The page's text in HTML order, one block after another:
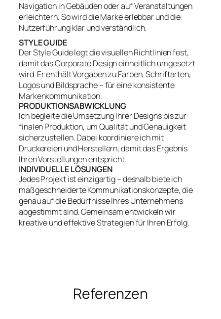
Navigation in Gebäuden oder auf Veranstaltungen
erleichtern. So wird die Marke erlebbar und die
Nutzerführung klar und verständlich.
STYLE GUIDE
Der Style Guide legt die visuellen Richtlinien fest,
damit das Corporate Design einheitlich umgesetzt
wird. Er enthält Vorgaben zu Farben, Schriftarten,
Logos und Bildsprache – für eine konsistente
Markenkommunikation.
PRODUKTIONSABWICKLUNG
Ich begleite die Umsetzung Ihrer Designs bis zur
finalen Produktion, um Qualität und Genauigkeit
sicherzustellen. Dabei koordiniere ich mit
Druckereien und Herstellern, damit das Ergebnis
Ihren Vorstellungen entspricht.
INDIVIDUELLE LÖSUNGEN
Jedes Projekt ist einzigartig – deshalb biete ich
maßgeschneiderte Kommunikationskonzepte, die
genau auf die Bedürfnisse Ihres Unternehmens
abgestimmt sind. Gemeinsam entwickeln wir
kreative und effektive Strategien für Ihren Erfolg.
Referenzen